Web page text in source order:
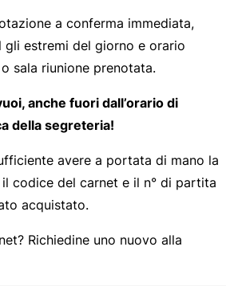
a conferma immediata,
gli estremi del giorno e orario
sala riunione prenotata.
anche fuori dall’orario di
della segreteria!
avere a portata di mano la
codice del carnet e il n° di partita
acquistato.
Richiedine uno nuovo alla